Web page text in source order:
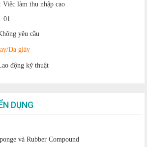
Việc làm thu nhập cao
01
yêu cầu
Da giày
động kỹ thuật
DỤNG
và Rubber Compound